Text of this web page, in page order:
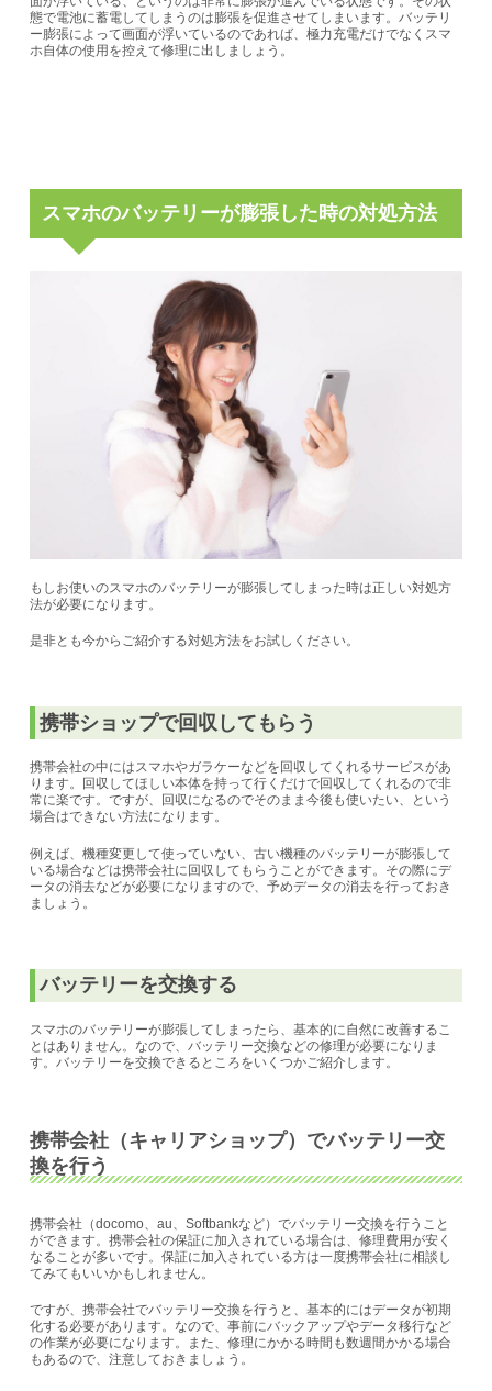
態で電池に蓄電してしまうのは膨張を促進させてしまいます。バッテリ
ー膨張によって画面が浮いているのであれば、極力充電だけでなくスマ
ホ自体の使用を控えて修理に出しましょう。
スマホのバッテリーが膨張した時の対処方法
もしお使いのスマホのバッテリーが膨張してしまった時は正しい対処方
法が必要になります。
是非とも今からご紹介する対処方法をお試しください。
携帯ショップで回収してもらう
携帯会社の中にはスマホやガラケーなどを回収してくれるサービスがあ
ります。回収してほしい本体を持って行くだけで回収してくれるので非
常に楽です。ですが、回収になるのでそのまま今後も使いたい、という
場合はできない方法になります。
例えば、機種変更して使っていない、古い機種のバッテリーが膨張して
いる場合などは携帯会社に回収してもらうことができます。その際にデ
ータの消去などが必要になりますので、予めデータの消去を行っておき
ましょう。
バッテリーを交換する
スマホのバッテリーが膨張してしまったら、基本的に自然に改善するこ
とはありません。なので、バッテリー交換などの修理が必要になりま
す。バッテリーを交換できるところをいくつかご紹介します。
携帯会社（キャリアショップ）でバッテリー交
換を行う
携帯会社（docomo、au、Softbankなど）でバッテリー交換を行うこと
ができます。携帯会社の保証に加入されている場合は、修理費用が安く
なることが多いです。保証に加入されている方は一度携帯会社に相談し
てみてもいいかもしれません。
ですが、携帯会社でバッテリー交換を行うと、基本的にはデータが初期
化する必要があります。なので、事前にバックアップやデータ移行など
の作業が必要になります。また、修理にかかる時間も数週間かかる場合
もあるので、注意しておきましょう。